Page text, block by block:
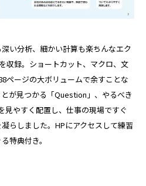
い分析、細かい計算も楽ちんなエク
収録。ショートカット、マクロ、文
ページの大ボリュームで余すことな
が見つかる「Question」、やるべき
やすく配置し、仕事の現場ですぐ
らしました。HPにアクセスして練習
特典付き。